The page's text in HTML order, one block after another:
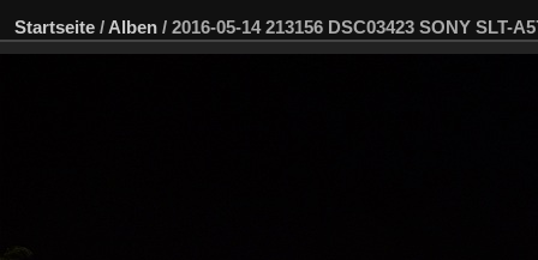
Startseite / Alben / 2016-05-14 213156 DSC03423 SONY SLT-